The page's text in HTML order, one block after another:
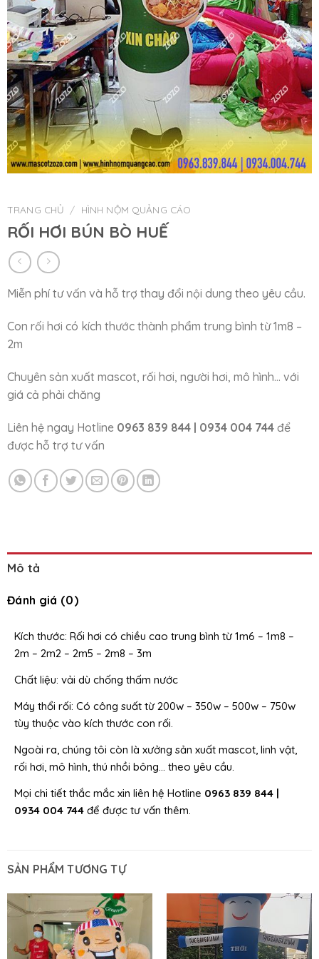
TRANG CHỦ / HÌNH NỘM QUẢNG CÁO
RỐI HƠI BÚN BÒ HUẾ
Miễn phí tư vấn và hỗ trợ thay đổi nội dung theo yêu cầu.
Con rối hơi có kích thước thành phẩm trung bình từ 1m8 –
2m
Chuyên sản xuất mascot, rối hơi, người hơi, mô hình… với
giá cả phải chăng
Liên hệ ngay Hotline 0963 839 844 | 0934 004 744 để
được hỗ trợ tư vấn
Mô tả
Đánh giá (0)
Kích thước: Rối hơi có chiều cao trung bình từ 1m6 – 1m8 –
2m – 2m2 – 2m5 – 2m8 – 3m
Chất liệu: vải dù chống thấm nước
Máy thổi rối: Có công suất từ 200w – 350w – 500w – 750w
tùy thuộc vào kích thước con rối.
Ngoài ra, chúng tôi còn là xưởng sản xuất mascot, linh vật,
rối hơi, mô hình, thú nhồi bông… theo yêu cầu.
Mọi chi tiết thắc mắc xin liên hệ Hotline 0963 839 844 |
0934 004 744 để được tư vấn thêm.
SẢN PHẨM TƯƠNG TỰ